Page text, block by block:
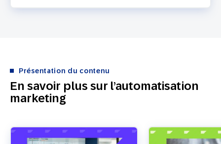
En savoir plus sur l’automatisation
marketing
Présentation du contenu